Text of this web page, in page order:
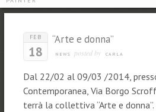
FEB
18
“Arte e donna”
NEWS posted by CARLA
Dal 22/02 al 09/03 /2014,
Contemporanea, Via Borgo
terrà la collettiva “Arte e